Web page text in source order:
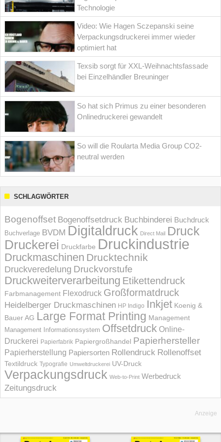
Technologie
Video: Wie Hagen Sczepanski seine
Verpackungsdruckerei immer wieder
optimiert hat
Texsib sorgt für XXL-Weihnachtsfassade
bei Einzelhändler Breuninger
So hat sich Primus zu einer besonderen
Onlinedruckerei gewandelt
So will die Roularta Media Group CO2-
neutral werden
SCHLAGWÖRTER
Bogenoffset Bogenoffsetdruck Buchbinderei Buchdruck
Buchverlage BVDM Digitaldruck Direct Mail Druck
Druckerei Druckfarbe Druckindustrie
Druckmaschinen Drucktechnik
Druckveredelung Druckvorstufe
Druckweiterverarbeitung Etikettendruck
Farbmanagement Flexodruck Großformatdruck
Heidelberger Druckmaschinen HP Indigo Inkjet Koenig &
Bauer AG Large Format Printing Management
Management Informations­system Offsetdruck Online-
Druckerei Papierfabrik Papiergroßhandel Papierhersteller
Papierherstellung Papiersorten Rollendruck Rollenoffset
Textildruck Typografie Umweltdruckerei UV-Druck
Verpackungsdruck Web-to-Print Werbedruck
Zeitungsdruck
Anzeige